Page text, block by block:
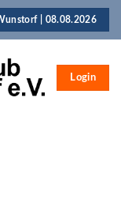
| 08.08.2026
Login